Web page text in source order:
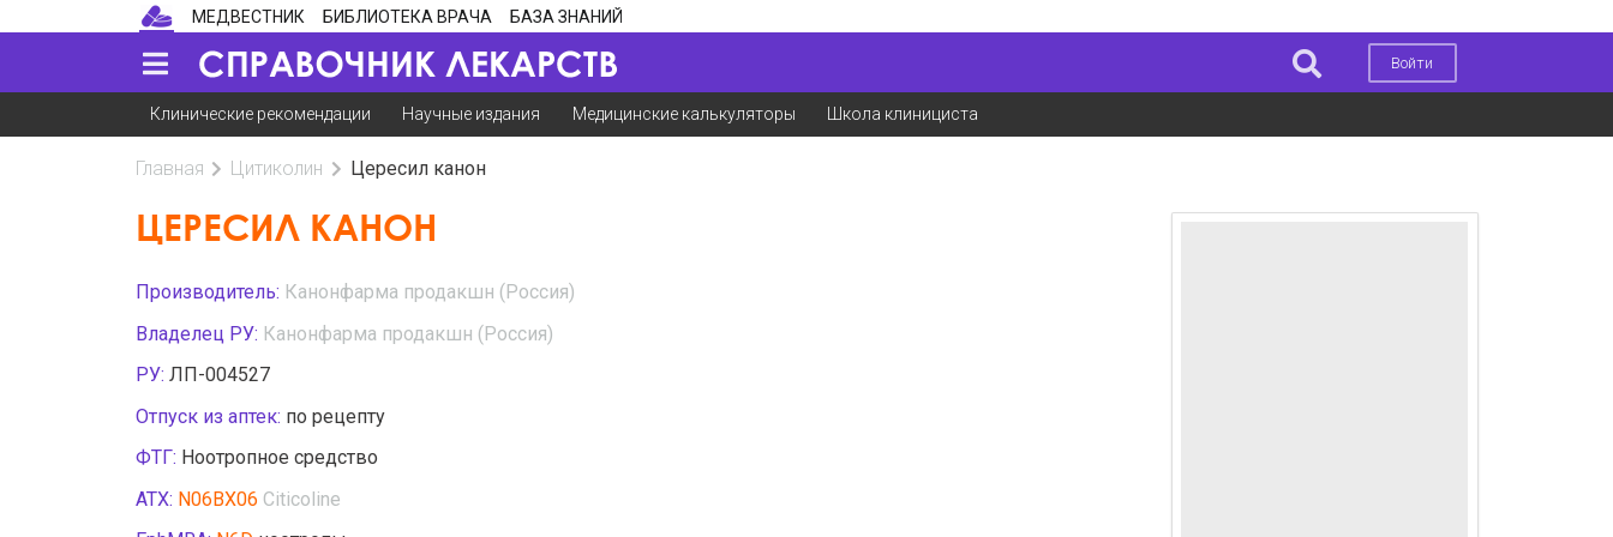
МЕДВЕСТНИК БИБЛИОТЕКА ВРАЧА БАЗА ЗНАНИЙ
Войти
Клинические рекомендации Научные издания Медицинские калькуляторы Школа клинициста
Главная Цитиколин Цересил канон
ЦЕРЕСИЛ КАНОН
Производитель: Канонфарма продакшн (Россия)
Владелец РУ: Канонфарма продакшн (Россия)
РУ: ЛП-004527
Отпуск из аптек: по рецепту
ФТГ: Ноотропное средство
АТХ: N06BX06 Citicoline